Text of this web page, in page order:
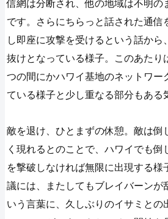
信網は分断され、他の地域は不明の
です。さらにちらっと話された通信
し即座に攻撃を受けるという話から
抜けとなっている様子。このあたり
つの間にかハワイ基地のネットワー
ている様子と少し重なる部分もある
敵を退け、ひとまずの休憩。敵は倒
く現れるとのことで、ハワイでも倒
を撃破しなければ無限に出現する様
議には、またしてもブレイバーンが
いう言葉に、久しぶりのイサミとの